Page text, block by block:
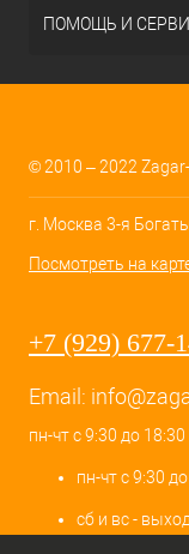
ПОМОЩЬ И
© 2010 – 2022
г. Москва 3-я
Посмотреть на
+7 (929) 677-
Email:
пн-чт с 9:30 до
пн-чт с 9:30
сб и вс -